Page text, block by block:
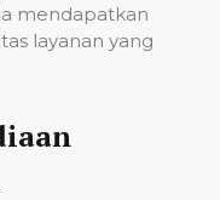
mendapatkan
layanan yang